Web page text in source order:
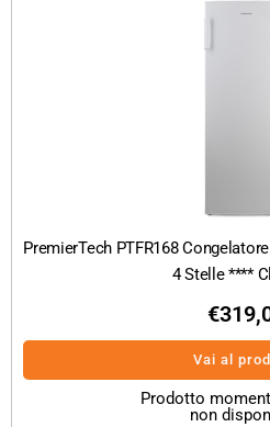
PremierTech PTFR168
4 Stelle ****
€
Vai al
Prodotto
non